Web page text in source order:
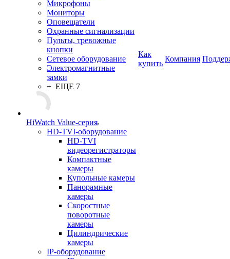
Микрофоны
Мониторы
Оповещатели
Охранные сигнализации
Пульты, тревожные
кнопки
Сетевое оборудование
Электромагнитные
замки
+ ЕЩЕ 7
HiWatch Value-серия
HD-TVI-оборудование
HD-TVI
видеорегистраторы
Компактные
камеры
Купольные камеры
Панорамные
камеры
Скоростные
поворотные
камеры
Цилиндрические
камеры
IP-оборудование
Как
купить
Компания